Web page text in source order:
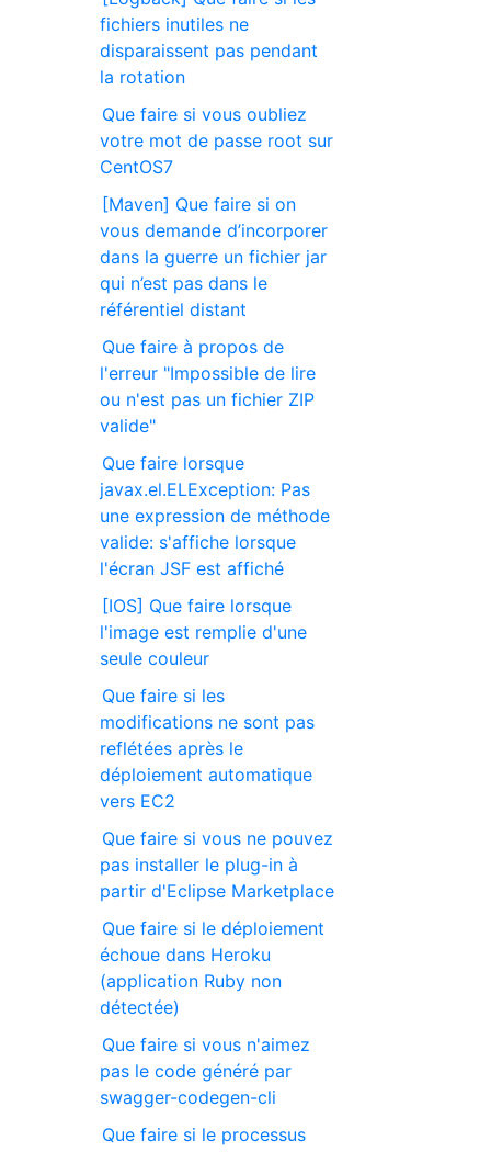
fichiers inutiles ne
disparaissent pas pendant
la rotation
Que faire si vous oubliez
votre mot de passe root sur
CentOS7
[Maven] Que faire si on
vous demande d’incorporer
dans la guerre un fichier jar
qui n’est pas dans le
référentiel distant
Que faire à propos de
l'erreur "Impossible de lire
ou n'est pas un fichier ZIP
valide"
Que faire lorsque
javax.el.ELException: Pas
une expression de méthode
valide: s'affiche lorsque
l'écran JSF est affiché
[IOS] Que faire lorsque
l'image est remplie d'une
seule couleur
Que faire si les
modifications ne sont pas
reflétées après le
déploiement automatique
vers EC2
Que faire si vous ne pouvez
pas installer le plug-in à
partir d'Eclipse Marketplace
Que faire si le déploiement
échoue dans Heroku
(application Ruby non
détectée)
Que faire si vous n'aimez
pas le code généré par
swagger-codegen-cli
Que faire si le processus